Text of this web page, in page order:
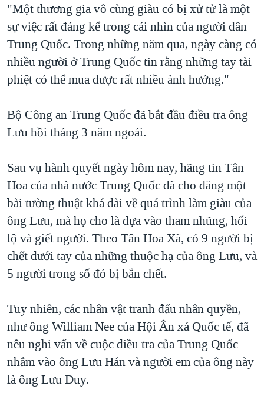
"Một thương gia vô cùng giàu có bị xử tử là một
sự việc rất đáng kể trong cái nhìn của người dân
Trung Quốc. Trong những năm qua, ngày càng có
nhiều người ở Trung Quốc tin rằng những tay tài
phiệt có thể mua được rất nhiều ảnh hưởng."
Bộ Công an Trung Quốc đã bắt đầu điều tra ông
Lưu hồi tháng 3 năm ngoái.
Sau vụ hành quyết ngày hôm nay, hãng tin Tân
Hoa của nhà nước Trung Quốc đã cho đăng một
bài tường thuật khá dài về quá trình làm giàu của
ông Lưu, mà họ cho là dựa vào tham nhũng, hối
lộ và giết người. Theo Tân Hoa Xã, có 9 người bị
chết dưới tay của những thuộc hạ của ông Lưu, và
5 người trong số đó bị bắn chết.
Tuy nhiên, các nhân vật tranh đấu nhân quyền,
như ông William Nee của Hội Ân xá Quốc tế, đã
nêu nghi vấn về cuộc điều tra của Trung Quốc
nhắm vào ông Lưu Hán và người em của ông này
là ông Lưu Duy.